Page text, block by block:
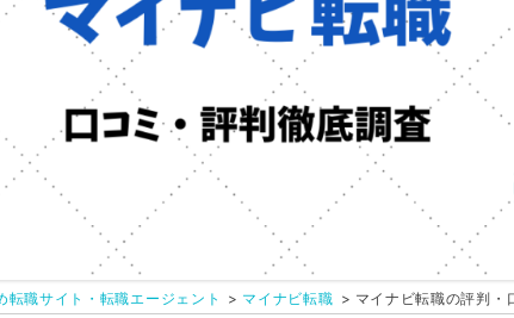
転職サイト・転職エージェント マイナビ転職
マイナビ転職の評判・